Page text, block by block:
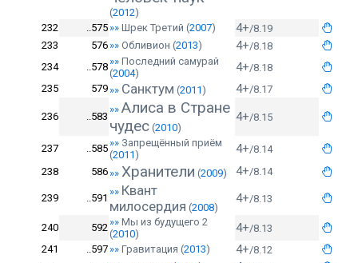
(2012)
232 ..575»» Шрек Третий (2007) 4+/8.19
233
576»» Обливион (2013) 4+/8.18
234
..578»» Последний самурай
(2004) 4+/8.18
235
579»» Санктум (2011) 4+/8.17
236 ..583
»» Алиса в Стране
чудес (2010)
4+/8.15
237 ..585»» Запрещённый приём
(2011) 4+/8.14
238
586»» Хранители (2009) 4+/8.14
239 ..591
»» Квант
милосердия (2008)
4+/8.13
240 592»» Мы из будущего 2
(2010) 4+/8.13
241
..597»» Гравитация (2013) 4+/8.12